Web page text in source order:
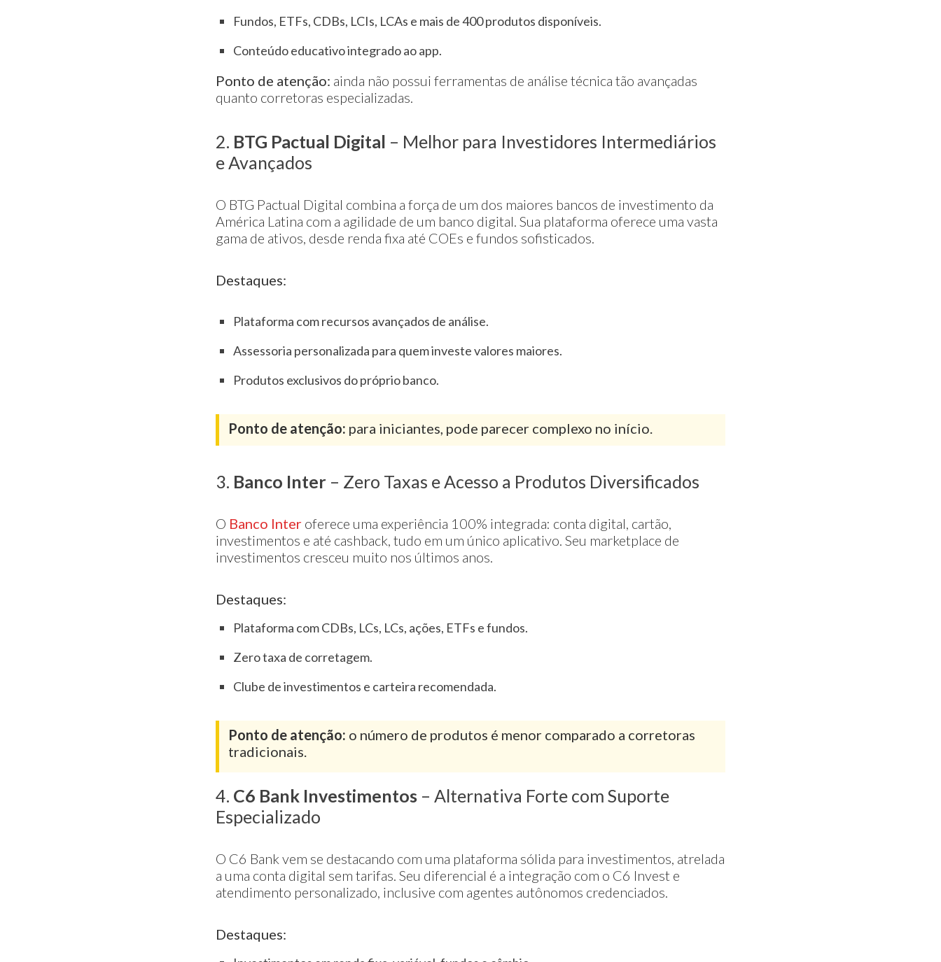
Fundos, ETFs, CDBs, LCIs, LCAs e mais de 400 produtos disponíveis.
Conteúdo educativo integrado ao app.
Ponto de atenção: ainda não possui ferramentas de análise técnica tão avançadas
quanto corretoras especializadas.
2. BTG Pactual Digital – Melhor para Investidores Intermediários
e Avançados
O BTG Pactual Digital combina a força de um dos maiores bancos de investimento da
América Latina com a agilidade de um banco digital. Sua plataforma oferece uma vasta
gama de ativos, desde renda fixa até COEs e fundos sofisticados.
Destaques:
Plataforma com recursos avançados de análise.
Assessoria personalizada para quem investe valores maiores.
Produtos exclusivos do próprio banco.
Ponto de atenção: para iniciantes, pode parecer complexo no início.
3. Banco Inter – Zero Taxas e Acesso a Produtos Diversificados
O Banco Inter oferece uma experiência 100% integrada: conta digital, cartão,
investimentos e até cashback, tudo em um único aplicativo. Seu marketplace de
investimentos cresceu muito nos últimos anos.
Destaques:
Plataforma com CDBs, LCs, LCs, ações, ETFs e fundos.
Zero taxa de corretagem.
Clube de investimentos e carteira recomendada.
Ponto de atenção: o número de produtos é menor comparado a corretoras
tradicionais.
4. C6 Bank Investimentos – Alternativa Forte com Suporte
Especializado
O C6 Bank vem se destacando com uma plataforma sólida para investimentos, atrelada
a uma conta digital sem tarifas. Seu diferencial é a integração com o C6 Invest e
atendimento personalizado, inclusive com agentes autônomos credenciados.
Destaques: